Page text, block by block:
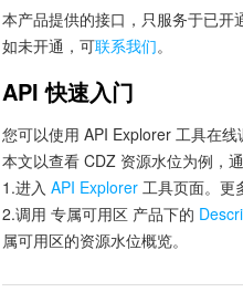
本产品提供的接口，只服务于已开
如未开通，可联系我们。
API 快速入门
您可以使用 API Explorer 工具在线
本文以查看 CDZ 资源水位为例，
1.进入 API Explorer 工具页面。更
2.调用 专属可用区 产品下的
属可用区的资源水位概览。